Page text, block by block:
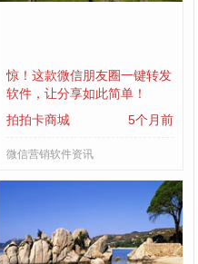
惊！这款微信朋友圈一键转发
软件，让分享如此简单！
拍拍卡商城
5个月前
微信营销软件资讯